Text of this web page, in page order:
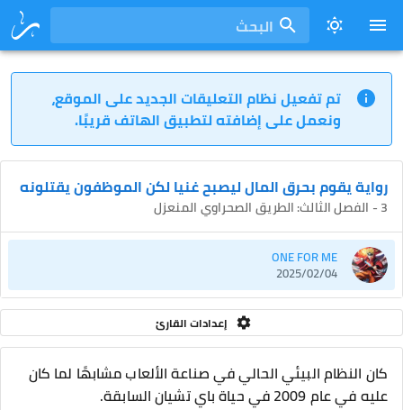
البحث
تم تفعيل نظام التعليقات الجديد على الموقع،
ونعمل على إضافته لتطبيق الهاتف قريبًا.
رواية يقوم بحرق المال ليصبح غنيا لكن الموظفون يقتلونه
3 - الفصل الثالث: الطريق الصحراوي المنعزل
ONE FOR ME
2025/02/04
إعدادات القارئ
كان النظام البيئي الحالي في صناعة الألعاب مشابهًا لما كان
عليه في عام 2009 في حياة باي تشيان السابقة.